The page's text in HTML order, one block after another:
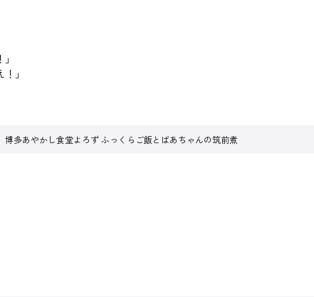
」
博多あやかし食堂よろず ふっくらご飯とばあちゃんの筑前煮